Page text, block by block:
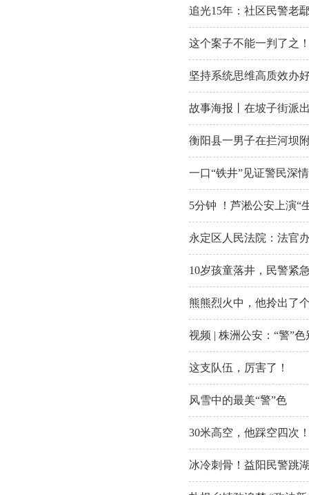
追光15年：社区民警老
这个案子不能一判了之
坚持系统思维高质效办
故事海报丨在坡子街派
衡阳县一男子在拦河坝
一口“铁井”见证警民深情
5分钟 ！芦淞公安上演“
永定区人民法院：法官
10岁孩童落井，民警紧
熊熊烈火中，他拎出了
视频 | 株洲公安：“警”色
这支队伍，厉害了！
风雪中的最美“警”色
30米高空，他踩空四次
冰冷刺骨！益阳民警跳